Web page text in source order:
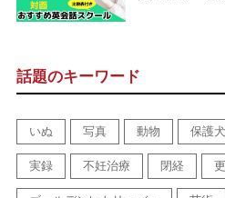
話題のキーワード
いぬ 写真 動物 保護犬
実録 不妊治療 閉経